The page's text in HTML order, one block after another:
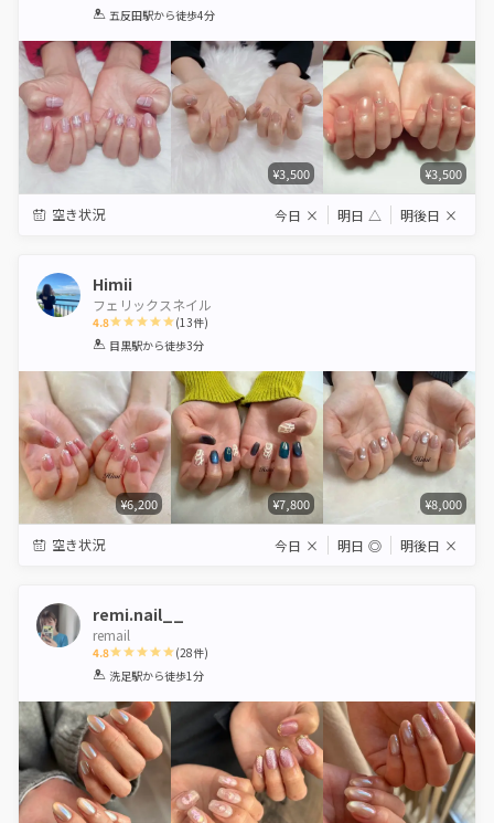
1 2 3 4 5
五反田駅から徒歩4分
¥3,500 ¥3,500
空き状況 今日 × 明日 △ 明後日 ×
Himii
フェリックスネイル
4.8
1 2 3 4 5
(13件)
目黒駅から徒歩3分
¥6,200 ¥7,800 ¥8,000
空き状況 今日 × 明日 ◎ 明後日 ×
remi.nail__
remail
4.8
1 2 3 4 5
(28件)
洗足駅から徒歩1分